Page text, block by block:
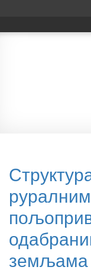
земљама